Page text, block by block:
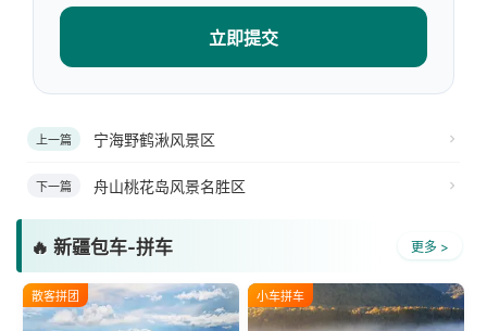
立即提交
上一篇 宁海野鹤湫风景区
下一篇 舟山桃花岛风景名胜区
🔥 新疆包车-拼车 更多 >
散客拼团 小车拼车